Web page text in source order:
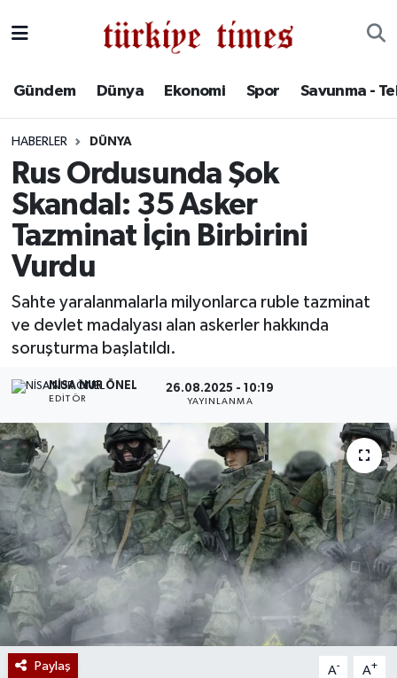
Gündem Dünya Ekonomi Spor Savunma -
HABERLER DÜNYA
Rus Ordusunda Şok
Skandal: 35 Asker
Tazminat İçin Birbirini
Vurdu
Sahte yaralanmalarla milyonlarca ruble tazminat
ve devlet madalyası alan askerler hakkında
soruşturma başlatıldı.
NISA NUR ÖNEL
EDITÖR
26.08.2025 - 10:19
YAYINLANMA
Paylaş A- A+
Spor
Savunma - Teknoloji
Kültür - Sanat
Tüm Manşetler
Son Dakika Haberleri
Haber Arşivi